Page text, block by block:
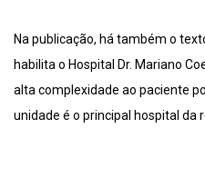
Na publicação, há também o
habilita o Hospital Dr. Mariano
alta complexidade ao paciente
unidade é o principal hospital da